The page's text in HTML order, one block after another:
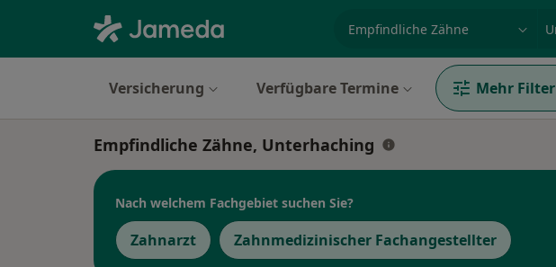
Versicherung Verfügbare Termine Mehr Filter
Empfindliche Zähne, Unterhaching
Nach welchem Fachgebiet suchen Sie?
Zahnarzt Zahnmedizinischer Fachangestellter